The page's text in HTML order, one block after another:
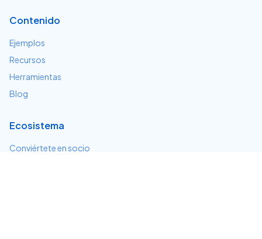
Contenido
Ejemplos
Recursos
Herramientas
Blog
Ecosistema
Conviértete en socio